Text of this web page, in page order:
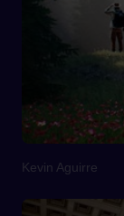
Kevin Aguirre